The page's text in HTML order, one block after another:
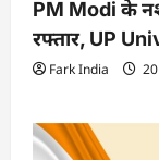
PM Modi के
रफ्तार, UP
Fark India